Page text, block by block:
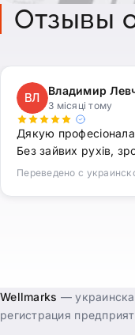
Отзывы
ВЛ
Владимир
3 місяці тому
Дякую
Без зайвих рухів,
Переведено с
Wellmarks —
регистрация